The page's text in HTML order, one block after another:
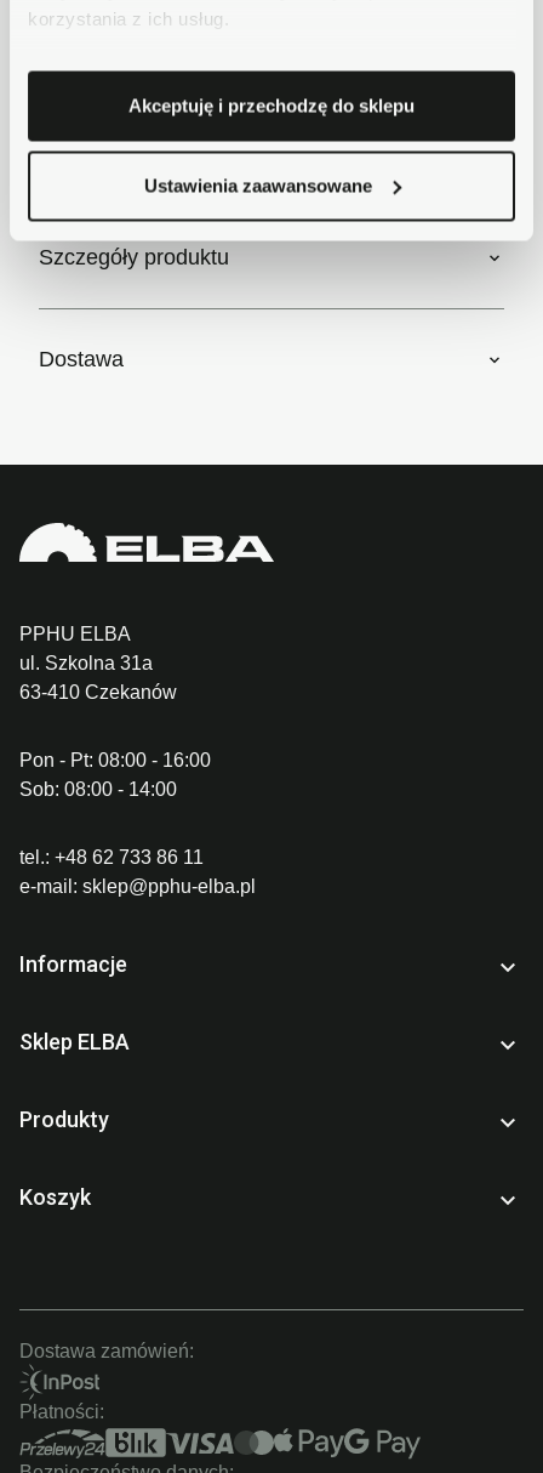
korzystania z ich usług.
Akceptuję i przechodzę do sklepu
Ustawienia zaawansowane
Krótki opis
Szczegóły produktu
Dostawa
PPHU ELBA
ul. Szkolna 31a
63-410 Czekanów
Pon - Pt: 08:00 - 16:00
Sob: 08:00 - 14:00
tel.: +48 62 733 86 11
e-mail: sklep@pphu-elba.pl
Informacje 
Sklep ELBA 
Produkty 
Koszyk 
Dostawa zamówień:
Płatności: